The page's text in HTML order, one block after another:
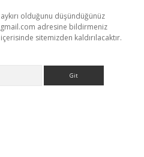
olduğunu düşündüğünüz
adresine bildirmeniz
sitemizden kaldırılacaktır.